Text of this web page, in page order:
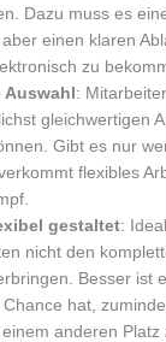
Dazu muss es
einen klaren
zu
Auswahl:
gleichwertigen
Gibt es nur
flexibles
gestaltet:
nicht den
Besser ist
hat,
anderen Platz